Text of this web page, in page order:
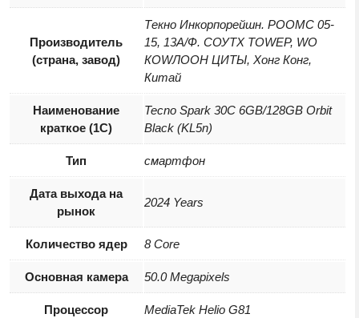
Производитель
(страна, завод)
Текно Инкорпорейшн. РООМС 05-
15, 13А/Ф. СОУТХ ТОWЕР, WО
КОWЛООН ЦИТЫ, Хонг Конг,
Китай
Наименование
краткое (1C)
Tecno Spark 30C 6GB/128GB Orbit
Black (KL5n)
Тип смартфон
Дата выхода на
рынок
2024 Years
Количество ядер 8 Core
Основная камера 50.0 Megapixels
Процессор MediaTek Helio G81